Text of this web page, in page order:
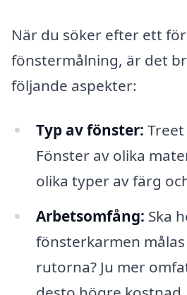
När du söker efter ett
fönstermålning, är det
följande aspekter:
Typ av fönster: Treet
Fönster av olika
olika typer av färg
Arbetsomfång: Ska
fönsterkarmen
rutorna? Ju mer